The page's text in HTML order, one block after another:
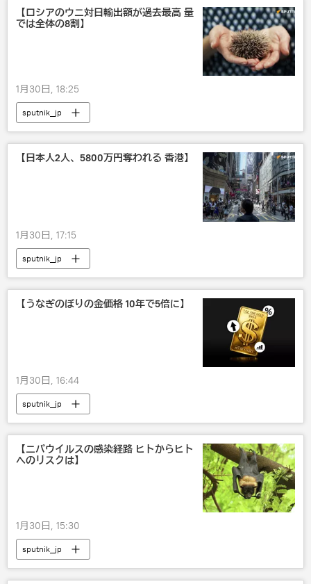
【ロシアのウニ対日輸出額が過去最高 量
では全体の8割】
1月30日, 18:25
sputnik_jp
【日本人2人、5800万円奪われる 香港】
1月30日, 17:15
sputnik_jp
【うなぎのぼりの金価格 10年で5倍に】
1月30日, 16:44
sputnik_jp
【ニパウイルスの感染経路 ヒトからヒト
へのリスクは】
1月30日, 15:30
sputnik_jp